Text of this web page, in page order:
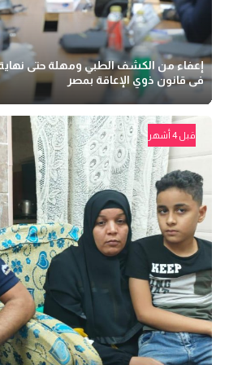
فى قانون ذوي الإعاقة بمصر
قبل 4 أشهر